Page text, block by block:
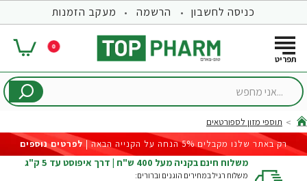
כניסה לחשבון הרשמה מעקב הזמנות
0
...אני
home
תוספי מזון לספורטאים
רק באתר שלנו מקבלים 5% הנחה על הקנייה הבאה |
לפרטים נוספים
משלוח חינם בקניה מעל 400 ש"ח | דרך איפוסט עד 5 ק"ג
משלוח רגיל במחירים הוגנים וברורים: